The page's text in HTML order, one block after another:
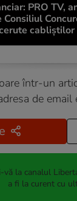
PRO TV,
Consiliul
cabliștilor
într-un
de email
vă la canalul
a fi la curent cu